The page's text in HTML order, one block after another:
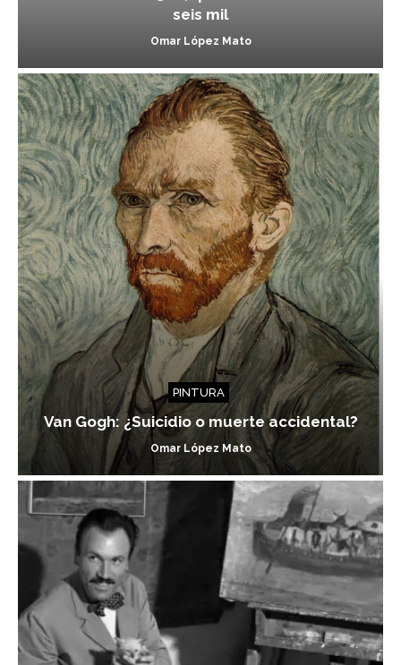
seis mil
Omar López Mato
PINTURA
Van Gogh: ¿Suicidio o muerte accidental?
Omar López Mato